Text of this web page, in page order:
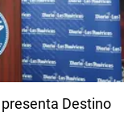
Destino